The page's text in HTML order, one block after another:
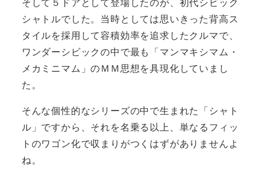
シャトルでした。当時としては思いきった背高ス
タイルを採用して容積効率を追求したクルマで、
ワンダーシビックの中で最も「マンマキシマム・
メカミニマム」のＭＭ思想を具現化していまし
た。
そんな個性的なシリーズの中で生まれた「シャト
ル」ですから、それを名乗る以上、単なるフィッ
トのワゴン化で収まりがつくはずがありませんよ
ね。